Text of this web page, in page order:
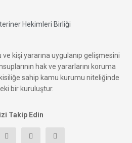
kişi yararına uygulanıp gelişmesini
hak ve yararlarını koruma
sahip kamu kurumu niteliğinde
bir kuruluştur.
Takip Edin